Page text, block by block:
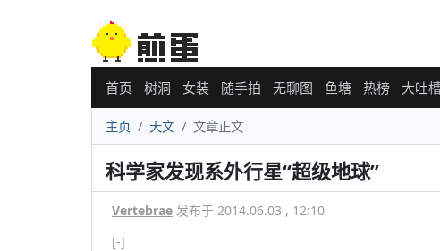
首页 树洞 女装 随手拍 无聊图 鱼塘 热榜 大吐
主页 天文 文章正文
科学家发现系外行星“超级地球”
Vertebrae 发布于 2014.06.03 , 12:10
[-]